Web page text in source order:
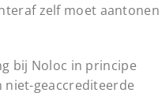
zelf moet aantonen
bij Noloc in principe
niet-geaccrediteerde